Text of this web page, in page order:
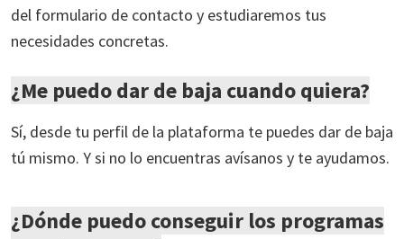
del formulario de contacto y estudiaremos tus
necesidades concretas.
¿Me puedo dar de baja cuando quiera?
Sí, desde tu perfil de la plataforma te puedes dar de baja
tú mismo. Y si no lo encuentras avísanos y te ayudamos.
¿Dónde puedo conseguir los programas